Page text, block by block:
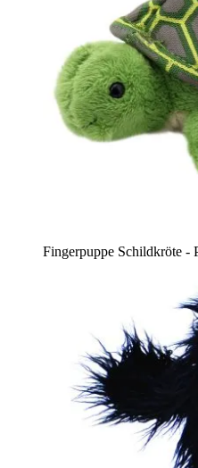
Fingerpuppe Schildkröte -